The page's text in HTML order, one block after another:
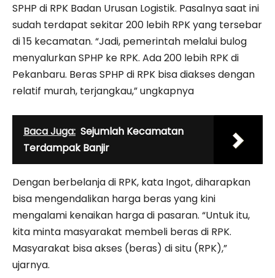
SPHP di RPK Badan Urusan Logistik. Pasalnya saat ini
sudah terdapat sekitar 200 lebih RPK yang tersebar
di 15 kecamatan. “Jadi, pemerintah melalui bulog
menyalurkan SPHP ke RPK. Ada 200 lebih RPK di
Pekanbaru. Beras SPHP di RPK bisa diakses dengan
relatif murah, terjangkau,” ungkapnya
Baca Juga: Sejumlah Kecamatan
Terdampak Banjir
Dengan berbelanja di RPK, kata Ingot, diharapkan
bisa mengendalikan harga beras yang kini
mengalami kenaikan harga di pasaran. “Untuk itu,
kita minta masyarakat membeli beras di RPK.
Masyarakat bisa akses (beras) di situ (RPK),”
ujarnya.